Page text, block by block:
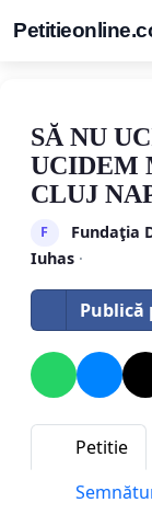
SĂ NU
UCIDEM
CLUJ
F
Fundaţia
Iuhas ·
Publică
Petitie